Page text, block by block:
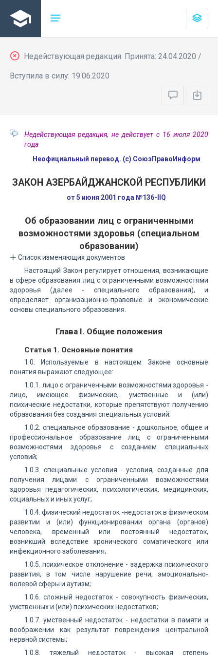
Недействующая редакция. Принята: 24.04.2020 /
Вступила в силу: 19.06.2020
Недействующая редакция, не действует с 16 июля 2020
года
Неофициальный перевод. (с) СоюзПравоИнформ
ЗАКОН АЗЕРБАЙДЖАНСКОЙ РЕСПУБЛИКИ
от 5 июня 2001 года №136-IIQ
Об образовании лиц с ограниченными
возможностями здоровья (специальном
образовании)
Список изменяющих документов
Настоящий Закон регулирует отношения, возникающие
в сфере образования лиц с ограниченными возможностями
здоровья (далее - специального образования), и
определяет организационно-правовые и экономические
основы специального образования.
Глава I. Общие положения
Статья 1. Основные понятия
1.0. Используемые в настоящем Законе основные
понятия выражают следующее:
1.0.1. лицо с ограниченными возможностями здоровья -
лицо, имеющее физические, умственные и (или)
психические недостатки, которые препятствуют получению
образования без создания специальных условий;
1.0.2. специальное образование - дошкольное, общее и
профессиональное образование лиц с ограниченными
возможностями здоровья с созданием специальных
условий;
1.0.3. специальные условия - условия, созданные для
получения лицами с ограниченными возможностями
здоровья педагогических, психологических, медицинских,
социальных и иных услуг;
1.0.4. физический недостаток -недостаток в физическом
развитии и (или) функционировании органа (органов)
человека, временный или постоянный недостаток,
возникший вследствие хронического соматического или
инфекционного заболевания;
1.0.5. психическое отклонение - задержка психического
развития, в том числе нарушение речи, эмоционально-
волевой сферы и аутизм;
1.0.6. сложный недостаток - совокупность физических,
умственных и (или) психических недостатков;
1.0.7. умственный недостаток - недостатки в памяти и
воображении как результат повреждения центральной
нервной системы;
1.0.8. тяжелый недостаток - высокая степень